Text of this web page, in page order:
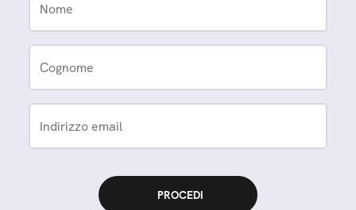
Nome
Cognome
Indirizzo email